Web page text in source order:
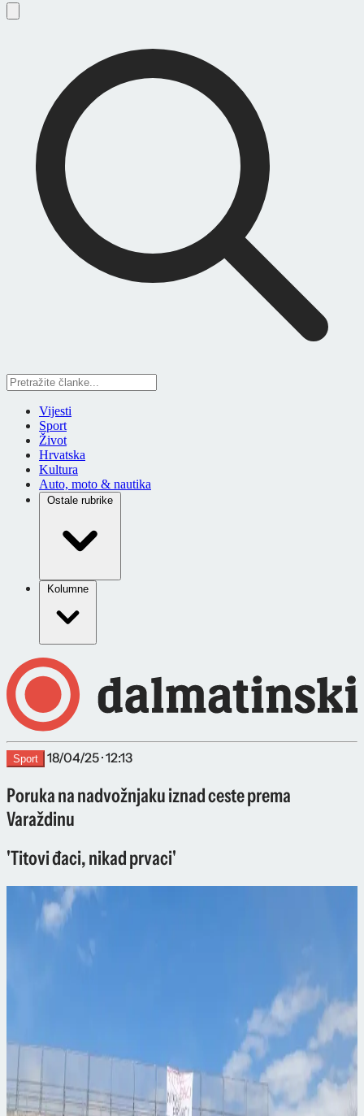
Vijesti
Sport
Život
Hrvatska
Kultura
Auto, moto & nautika
Ostale rubrike
Kolumne
Sport 18/04/25 · 12:13
Poruka na nadvožnjaku iznad ceste prema
Varaždinu
'Titovi đaci, nikad prvaci'